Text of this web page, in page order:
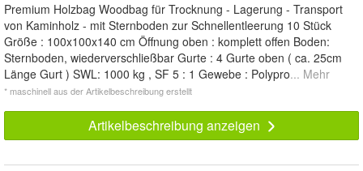
Premium Holzbag Woodbag für Trocknung - Lagerung - Transport
von Kaminholz - mit Sternboden zur Schnellentleerung 10 Stück
Größe : 100x100x140 cm Öffnung oben : komplett offen Boden:
Sternboden, wiederverschließbar Gurte : 4 Gurte oben ( ca. 25cm
Länge Gurt ) SWL: 1000 kg , SF 5 : 1 Gewebe : Polypro... Mehr
* maschinell aus der Artikelbeschreibung erstellt
Artikelbeschreibung anzeigen